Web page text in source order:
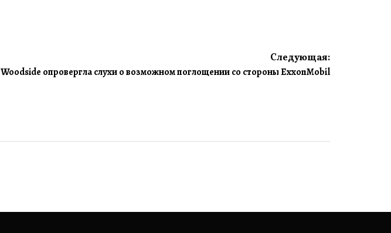
Следующая:
Woodside опровергла слухи о возможном поглощении со стороны ExxonMobil